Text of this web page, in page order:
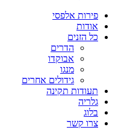
פירות אלפסי
אודות
כל הזנים
הדרים
אבוקדו
מנגו
גידולים אחרים
תעודות תקינה
גלריה
בלוג
צרו קשר